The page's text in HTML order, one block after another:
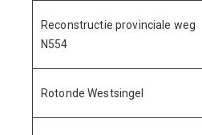
Reconstructie provinciale weg
N554
Rotonde Westsingel